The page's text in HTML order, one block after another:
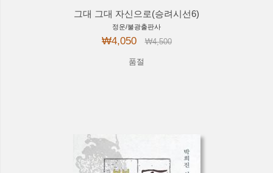
그대 그대 자신으로(승려시선6)
정운/불광출판사
₩4,050 ₩4,500
품절